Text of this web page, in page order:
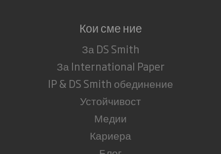
Кои сме ние
За DS Smith
За International Paper
IP & DS Smith обединение
Устойчивост
Медии
Кариера